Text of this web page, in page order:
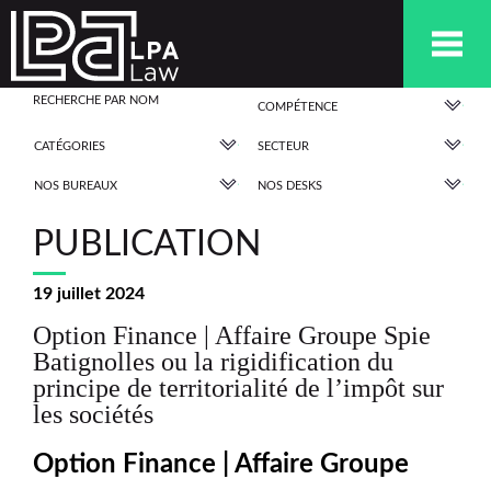
COMPÉTENCE
CATÉGORIES SECTEUR
NOS BUREAUX NOS DESKS
PUBLICATION
19 juillet 2024
Option Finance | Affaire Groupe Spie
Batignolles ou la rigidification du
principe de territorialité de l’impôt sur
les sociétés
Option Finance | Affaire Groupe